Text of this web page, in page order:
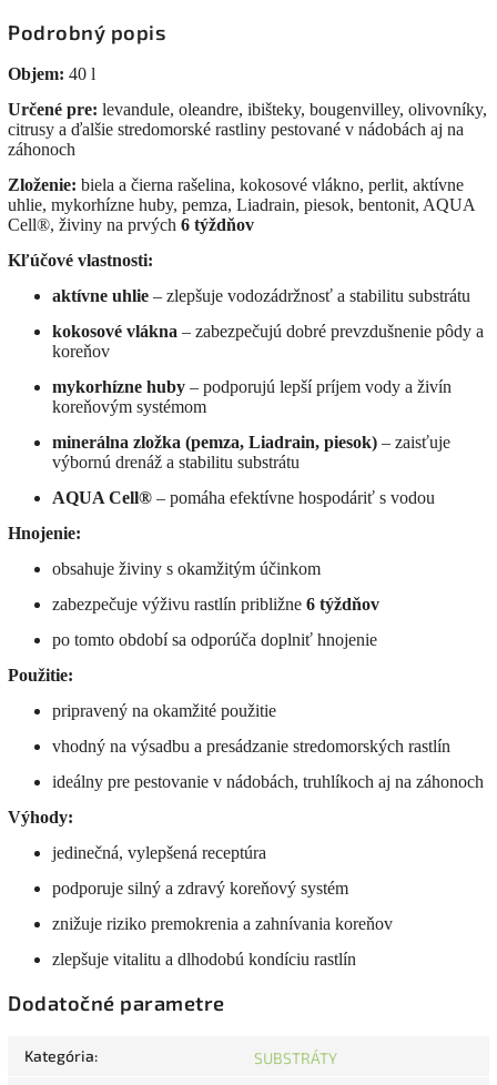
Podrobný popis
Objem: 40 l
Určené pre: levandule, oleandre, ibišteky, bougenvilley, olivovníky,
citrusy a ďalšie stredomorské rastliny pestované v nádobách aj na
záhonoch
Zloženie: biela a čierna rašelina, kokosové vlákno, perlit, aktívne
uhlie, mykorhízne huby, pemza, Liadrain, piesok, bentonit, AQUA
Cell®, živiny na prvých 6 týždňov
Kľúčové vlastnosti:
aktívne uhlie – zlepšuje vodozádržnosť a stabilitu substrátu
kokosové vlákna – zabezpečujú dobré prevzdušnenie pôdy a
koreňov
mykorhízne huby – podporujú lepší príjem vody a živín
koreňovým systémom
minerálna zložka (pemza, Liadrain, piesok) – zaisťuje
výbornú drenáž a stabilitu substrátu
AQUA Cell® – pomáha efektívne hospodáriť s vodou
Hnojenie:
obsahuje živiny s okamžitým účinkom
zabezpečuje výživu rastlín približne 6 týždňov
po tomto období sa odporúča doplniť hnojenie
Použitie:
pripravený na okamžité použitie
vhodný na výsadbu a presádzanie stredomorských rastlín
ideálny pre pestovanie v nádobách, truhlíkoch aj na záhonoch
Výhody:
jedinečná, vylepšená receptúra
podporuje silný a zdravý koreňový systém
znižuje riziko premokrenia a zahnívania koreňov
zlepšuje vitalitu a dlhodobú kondíciu rastlín
Dodatočné parametre
Kategória: SUBSTRÁTY